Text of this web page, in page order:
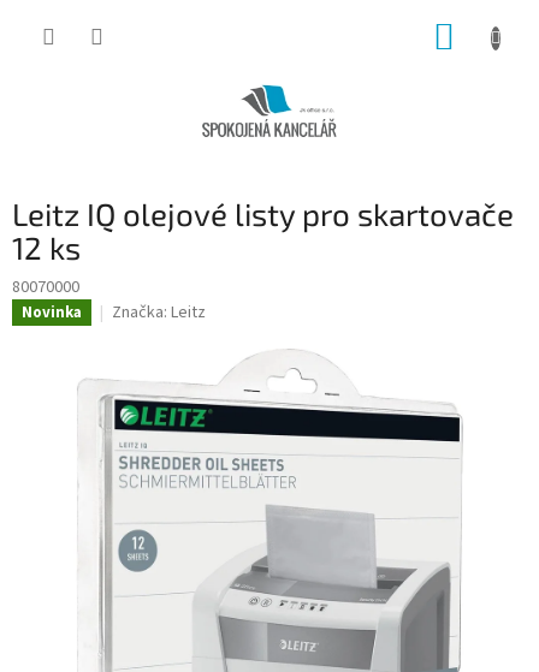
Leitz IQ olejové listy pro skartovače
12 ks
80070000
Novinka Značka: Leitz